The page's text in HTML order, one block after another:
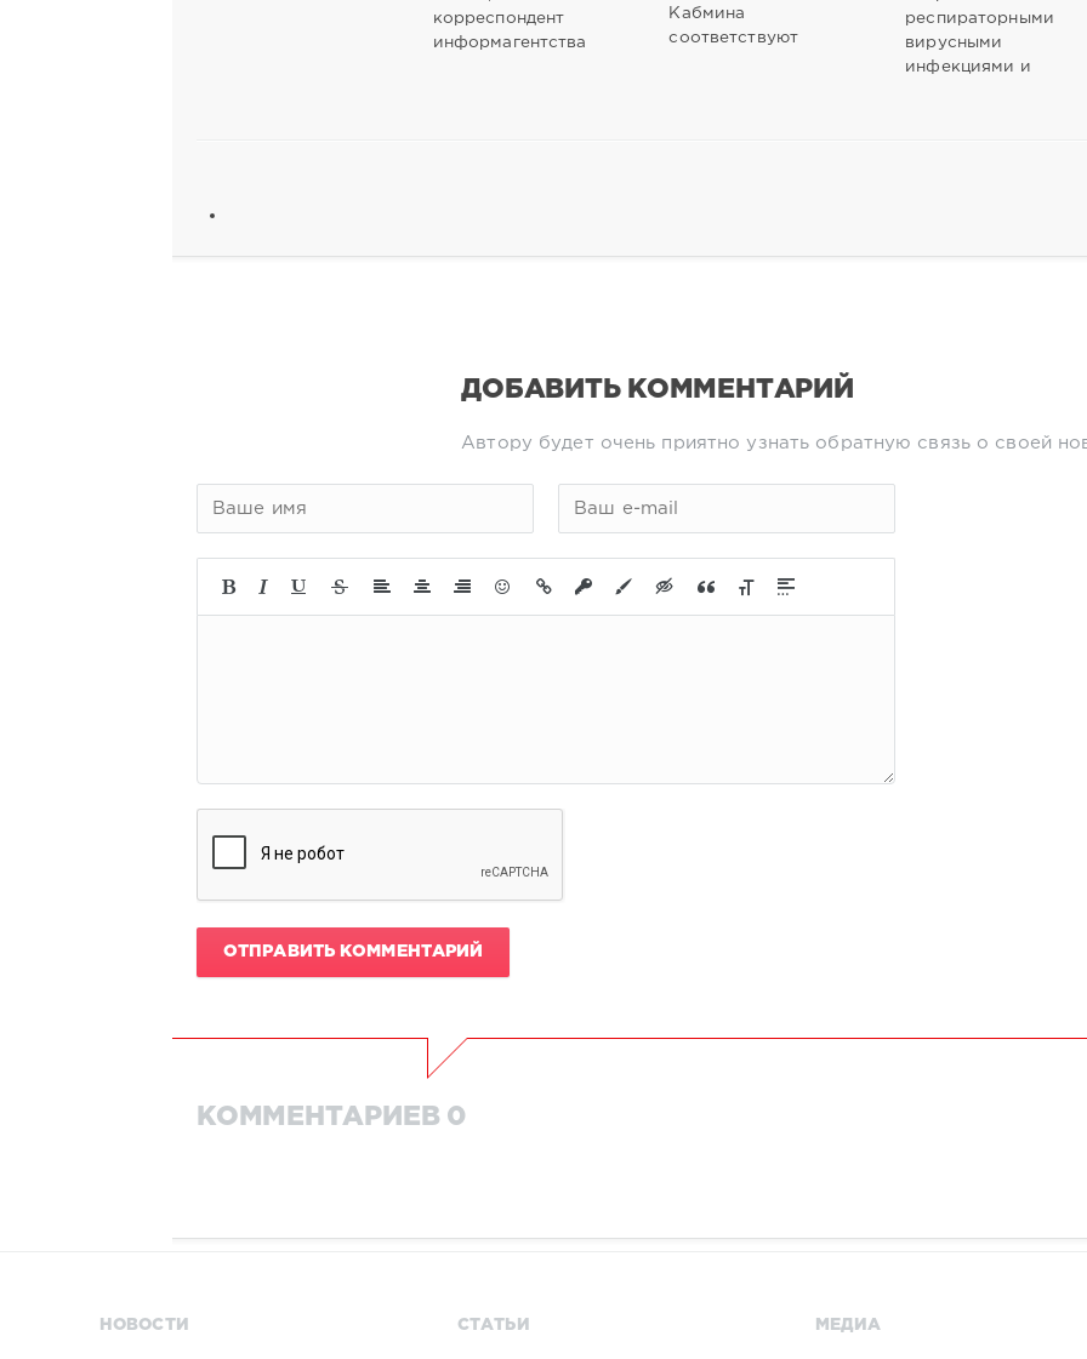
корреспондент
информагентства
Кабмина
соответствуют
респираторными
вирусными
инфекциями и
ДОБАВИТЬ КОММЕНТАРИЙ
Автору будет очень приятно узнать обратную связь о своей
ОТПРАВИТЬ КОММЕНТАРИЙ
КОММЕНТАРИЕВ 0
НОВОСТИ СТАТЬИ МЕДИА